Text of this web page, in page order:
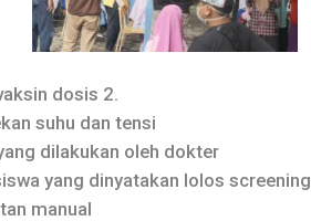
dosis 2.
suhu dan tensi
dilakukan oleh dokter
yang dinyatakan lolos screening
manual